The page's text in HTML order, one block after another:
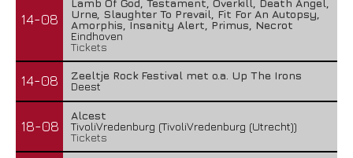
14-08
Lamb Of God, Testament, Overkill, Death Angel,
Urne, Slaughter To Prevail, Fit For An Autopsy,
Amorphis, Insanity Alert, Primus, Necrot
Eindhoven
Tickets
14-08
Zeeltje Rock Festival met o.a. Up The Irons
Deest
18-08
Alcest
TivoliVredenburg (TivoliVredenburg (Utrecht))
Tickets